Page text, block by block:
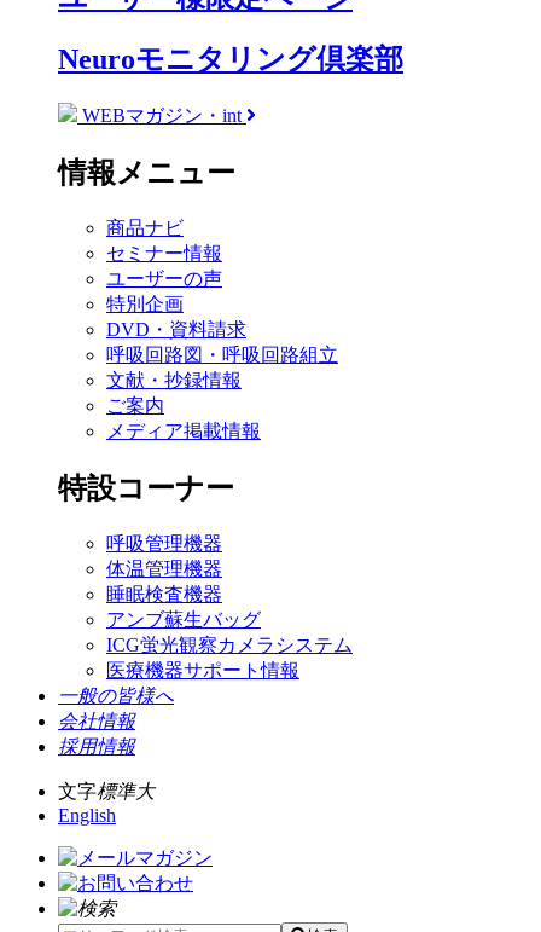
Neuroモニタリング倶楽部
WEBマガジン・int
情報メニュー
商品ナビ
セミナー情報
ユーザーの声
特別企画
DVD・資料請求
呼吸回路図・呼吸回路組立
文献・抄録情報
ご案内
メディア掲載情報
特設コーナー
呼吸管理機器
体温管理機器
睡眠検査機器
アンブ蘇生バッグ
ICG蛍光観察カメラシステム
医療機器サポート情報
一般の皆様へ
会社情報
採用情報
文字標準大
English